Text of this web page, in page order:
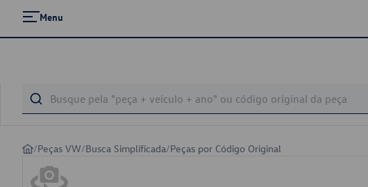
Menu
/Peças VW/Busca Simplificada/Peças por Código Original